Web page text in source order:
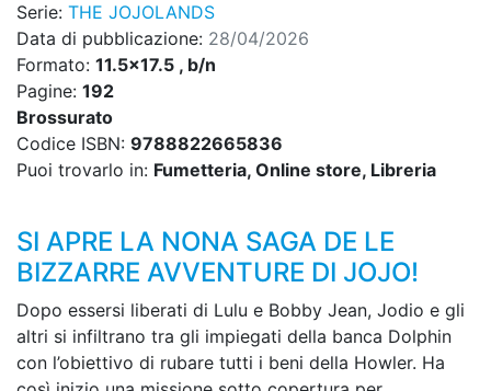
Serie: THE JOJOLANDS
Data di pubblicazione: 28/04/2026
Formato: 11.5x17.5 , b/n
Pagine: 192
Brossurato
Codice ISBN: 9788822665836
Puoi trovarlo in: Fumetteria, Online store, Libreria
SI APRE LA NONA SAGA DE LE
BIZZARRE AVVENTURE DI JOJO!
Dopo essersi liberati di Lulu e Bobby Jean, Jodio e gli
altri si infiltrano tra gli impiegati della banca Dolphin
con l’obiettivo di rubare tutti i beni della Howler. Ha